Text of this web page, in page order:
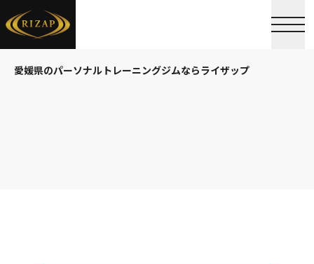
愛媛県のパーソナルトレーニングジムならライザップ